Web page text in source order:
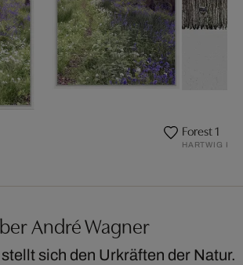
Forest 1
HARTWIG
André Wagner
sich den Urkräften der Natur.